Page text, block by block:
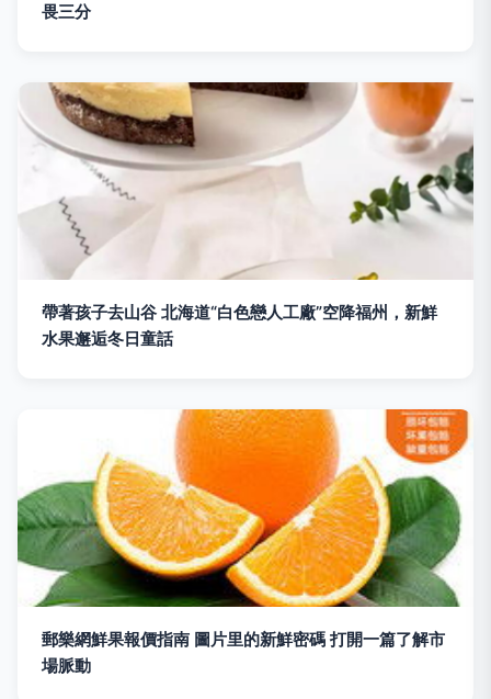
畏三分
帶著孩子去山谷 北海道“白色戀人工廠”空降福州，新鮮
水果邂逅冬日童話
郵樂網鮮果報價指南 圖片里的新鮮密碼 打開一篇了解市
場脈動